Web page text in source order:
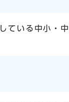
ている中小・